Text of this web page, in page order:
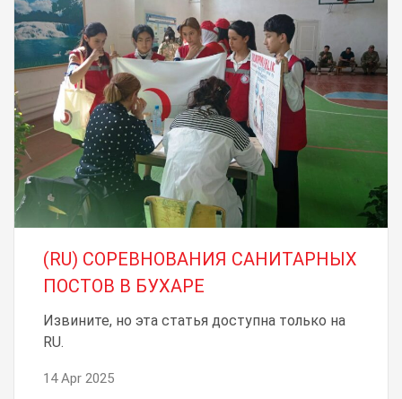
(RU) СОРЕВНОВАНИЯ САНИТАРНЫХ
ПОСТОВ В БУХАРЕ
Извините, но эта статья доступна только на
RU.
14 Apr 2025